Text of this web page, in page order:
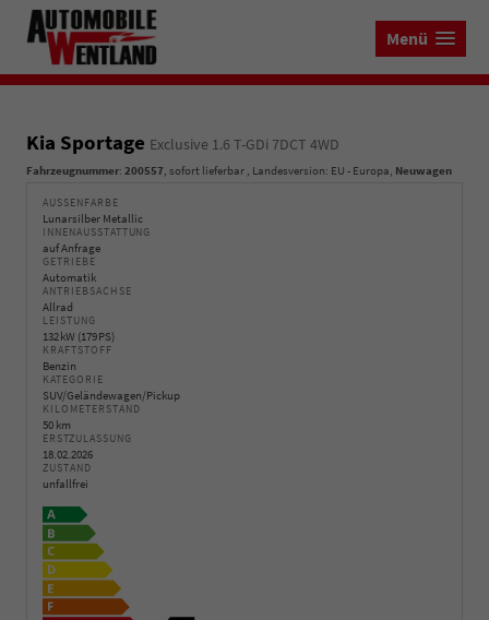
Menü
Kia Sportage Exclusive 1.6 T-GDi 7DCT 4WD
Fahrzeugnummer: 200557, sofort lieferbar , Landesversion: EU - Europa, Neuwagen
AUSSENFARBE
Lunarsilber Metallic
INNENAUSSTATTUNG
auf Anfrage
GETRIEBE
Automatik
ANTRIEBSACHSE
Allrad
LEISTUNG
132 kW (179 PS)
KRAFTSTOFF
Benzin
KATEGORIE
SUV/Geländewagen/Pickup
KILOMETERSTAND
50 km
ERSTZULASSUNG
18.02.2026
ZUSTAND
unfallfrei